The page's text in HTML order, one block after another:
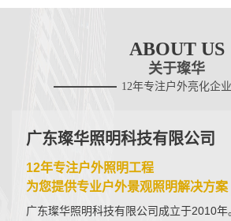
ABOUT US
关于璨华
12年专注户外亮化企业
广东璨华照明科技有限公司
12年专注户外照明工程
为您提供专业户外景观照明解决方案
广东璨华照明科技有限公司成立于2010